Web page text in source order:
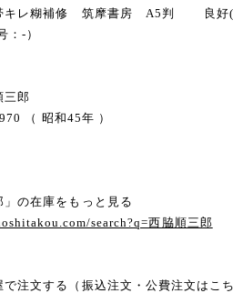
キレ糊補修 筑摩書房 A5判 良好(極
-）
三郎
（ 昭和45年 ）
の在庫をもっと見る
search?q=西脇順三郎
注文する（振込注文・公費注文はこ